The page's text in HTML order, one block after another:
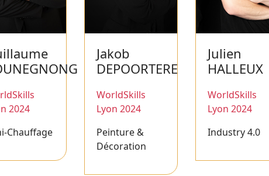
2024
Chauffage
Jakob
DEPOORTERE
WorldSkills
Lyon 2024
Peinture &
Décoration
Julien
HALLEUX
WorldSkills
Lyon 2024
Industry 4.0